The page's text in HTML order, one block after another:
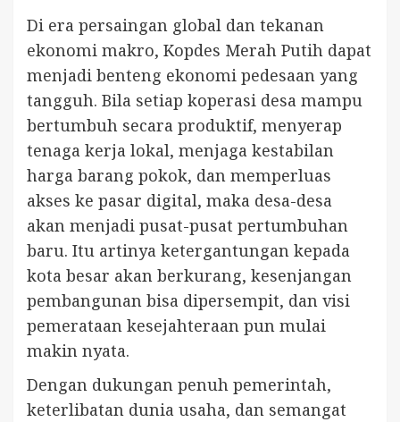
Di era persaingan global dan tekanan
ekonomi makro, Kopdes Merah Putih dapat
menjadi benteng ekonomi pedesaan yang
tangguh. Bila setiap koperasi desa mampu
bertumbuh secara produktif, menyerap
tenaga kerja lokal, menjaga kestabilan
harga barang pokok, dan memperluas
akses ke pasar digital, maka desa-desa
akan menjadi pusat-pusat pertumbuhan
baru. Itu artinya ketergantungan kepada
kota besar akan berkurang, kesenjangan
pembangunan bisa dipersempit, dan visi
pemerataan kesejahteraan pun mulai
makin nyata.
Dengan dukungan penuh pemerintah,
keterlibatan dunia usaha, dan semangat